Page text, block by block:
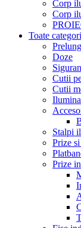
Corp
Corp
Toate
Doze
Cutii
Cutii
Stalpi
Prize
Prize